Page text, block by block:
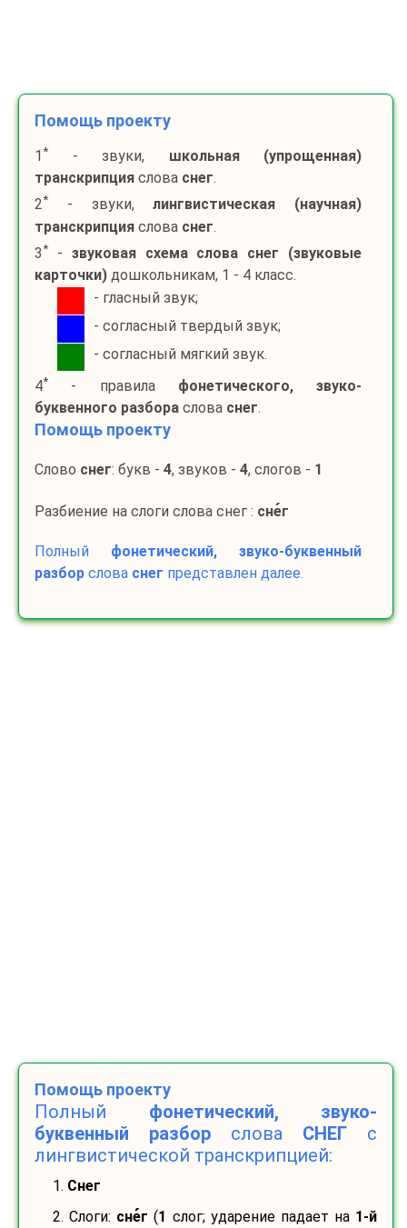
Помощь проекту
1 * - звуки, школьная (упрощенная)
транскрипция слова снег.
2* - звуки,лингвистическая (научная)
транскрипция слова снег.
3* - звуковая схема слова снег
(звуковые
карточки) дошкольникам, 1 - 4 класс.
- гласный звук;
- согласный твердый звук;
- согласный мягкий звук.
4* - правила фонетического, звуко-
буквенного разбора слова снег.
Помощь проекту
Слово снег: букв - 4, звуков - 4, слогов - 1
Разбиение на слоги слова снег : снег
Полный фонетический, звуко-буквенный
разбор слова снег представлен далее.
Помощь проекту
Полный фонетический, звуко-
буквенный разбор слова СНЕГ с
лингвистической транскрипцией:
1. Снег
2. Слоги: снег (1 слог; ударение падает на 1-й